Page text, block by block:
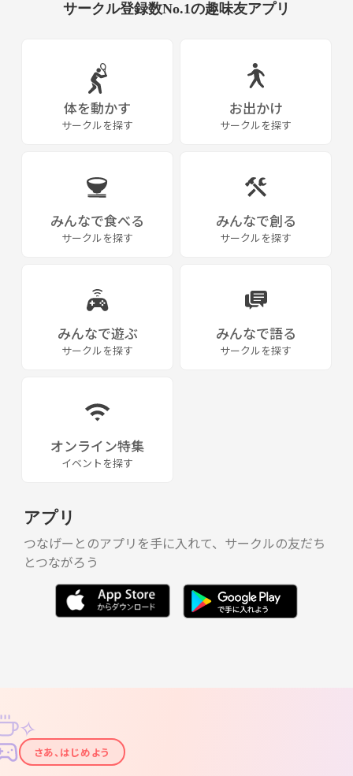
サークル登録数No.1の趣味友アプリ
体を動かす
サークルを探す
お出かけ
サークルを探す
みんなで食べる
サークルを探す
みんなで創る
サークルを探す
みんなで遊ぶ
サークルを探す
みんなで語る
サークルを探す
オンライン特集
イベントを探す
アプリ
つなげーとのアプリを手に入れて、サークルの友だち
とつながろう
✦
✧
さあ、はじめよう